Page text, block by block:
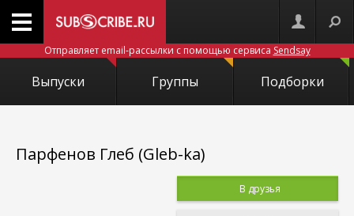
Отправляет email-рассылки с помощью сервиса Sendsay
Выпуски Группы Подборки
Парфенов Глеб (Gleb-ka)
В друзья